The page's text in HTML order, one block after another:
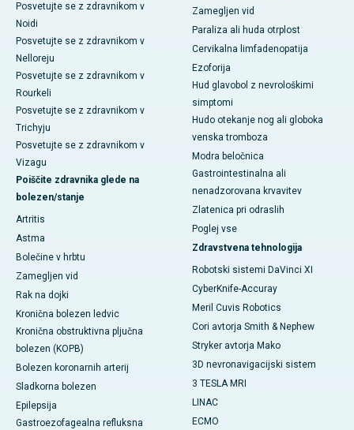
Posvetujte se z zdravnikom v
Noidi
Posvetujte se z zdravnikom v
Nelloreju
Posvetujte se z zdravnikom v
Rourkeli
Posvetujte se z zdravnikom v
Trichyju
Posvetujte se z zdravnikom v
Vizagu
Poiščite zdravnika glede na
bolezen/stanje
Artritis
Astma
Bolečine v hrbtu
Zamegljen vid
Rak na dojki
Kronična bolezen ledvic
Kronična obstruktivna pljučna
bolezen (KOPB)
Bolezen koronarnih arterij
Sladkorna bolezen
Epilepsija
Gastroezofagealna refluksna
Zamegljen vid
Paraliza ali huda otrplost
Cervikalna limfadenopatija
Ezoforija
Hud glavobol z nevrološkimi
simptomi
Hudo otekanje nog ali globoka
venska tromboza
Modra beločnica
Gastrointestinalna ali
nenadzorovana krvavitev
Zlatenica pri odraslih
Poglej vse
Zdravstvena tehnologija
Robotski sistemi DaVinci XI
CyberKnife-Accuray
Meril Cuvis Robotics
Cori avtorja Smith & Nephew
Stryker avtorja Mako
3D nevronavigacijski sistem
3 TESLA MRI
LINAC
ECMO